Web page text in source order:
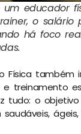
educador
o salário
há foco
Física também
e treinamento
tudo: o